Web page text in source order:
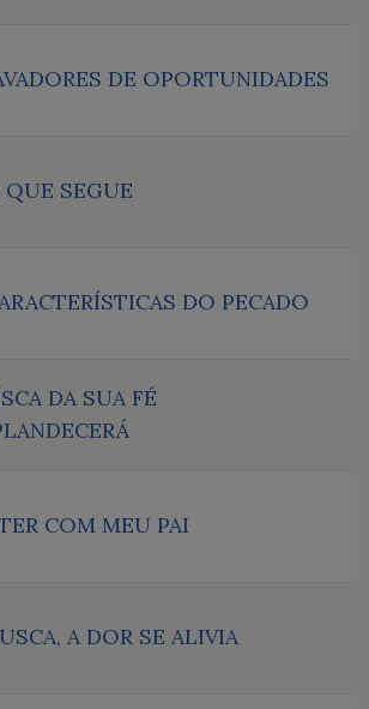
DE OPORTUNIDADES
QUE SEGUE
DO PECADO
DA SUA FÉ
COM MEU PAI
A DOR SE ALIVIA